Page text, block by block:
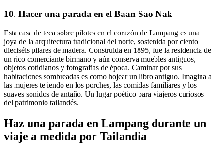
10. Hacer una parada en el Baan Sao Nak
Esta casa de teca sobre pilotes en el corazón de Lampang es una
joya de la arquitectura tradicional del norte, sostenida por ciento
dieciséis pilares de madera. Construida en 1895, fue la residencia de
un rico comerciante birmano y aún conserva muebles antiguos,
objetos cotidianos y fotografías de época. Caminar por sus
habitaciones sombreadas es como hojear un libro antiguo. Imagina a
las mujeres tejiendo en los porches, las comidas familiares y los
suaves sonidos de antaño. Un lugar poético para viajeros curiosos
del patrimonio tailandés.
Haz una parada en Lampang durante un
viaje a medida por Tailandia